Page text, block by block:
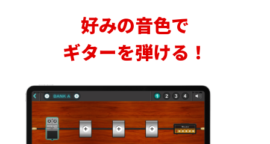
好みの音色で
ギターを弾ける！